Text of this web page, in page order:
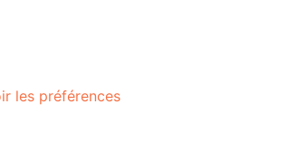
les préférences